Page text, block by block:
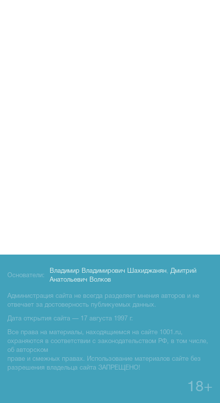
Основатели:
Владимир Владимирович Шахиджанян, Дмитрий
Анатольевич Волков
Администрация сайта не всегда разделяет мнения авторов и не
отвечает за достоверность публикуемых данных.
Дата открытия сайта — 17 августа 1997 г.
Все права на материалы, находящиемся на сайте 1001.ru,
охраняются в соответствии с законодательством РФ, в том числе,
об авторском
праве и смежных правах. Использование материалов сайте без
разрешения владельца сайта ЗАПРЕЩЕНО!
18+